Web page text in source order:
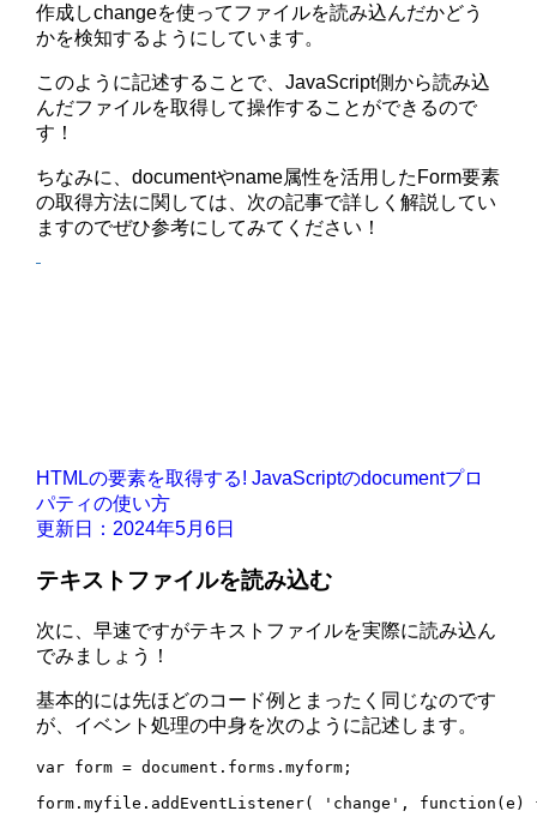
作成しchangeを使ってファイルを読み込んだかどう
かを検知するようにしています。
このように記述することで、JavaScript側から読み込
んだファイルを取得して操作することができるので
す！
ちなみに、documentやname属性を活用したForm要素
の取得方法に関しては、次の記事で詳しく解説してい
ますのでぜひ参考にしてみてください！
HTMLの要素を取得する! JavaScriptのdocumentプロ
パティの使い方
更新日：2024年5月6日
テキストファイルを読み込む
次に、早速ですがテキストファイルを実際に読み込ん
でみましょう！
基本的には先ほどのコード例とまったく同じなのです
が、イベント処理の中身を次のように記述します。
var form = document.forms.myform;
form.myfile.addEventListener( 'change', function(e)